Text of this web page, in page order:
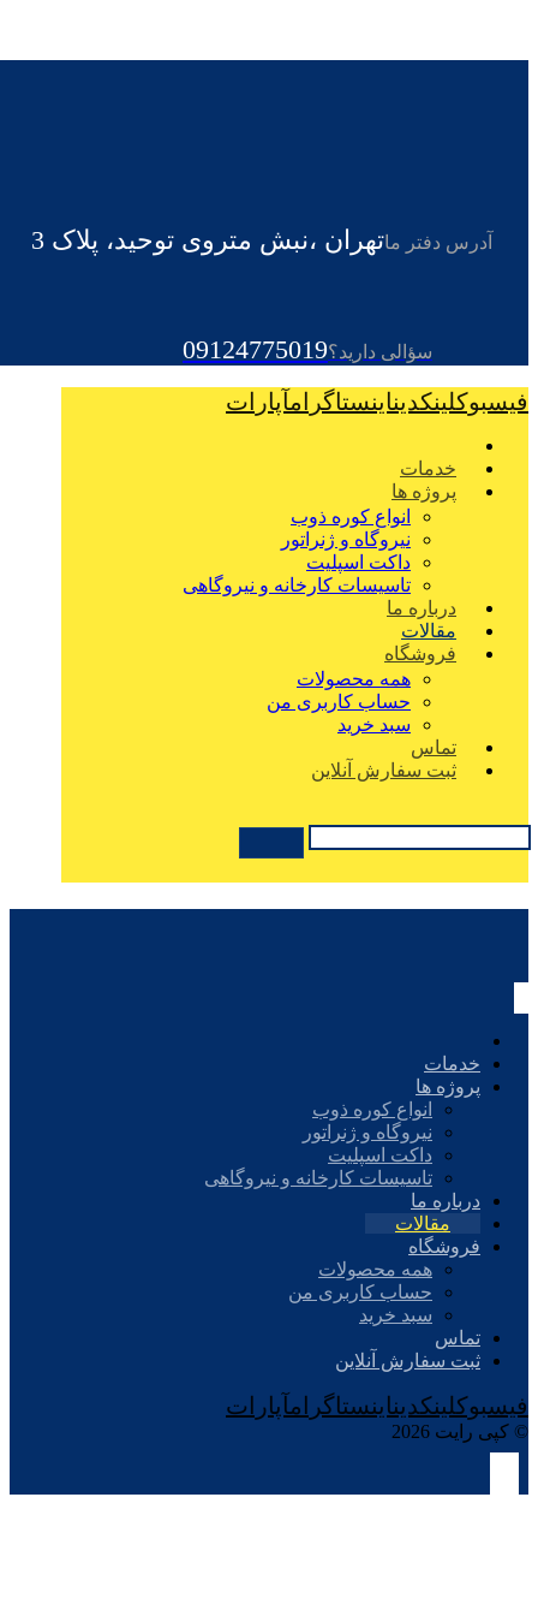
آدرس دفتر ماتهران ،نبش متروی توحید، پلاک 3
سؤالی دارید؟09124775019
فیسبوکلینکدیناینستاگرامآپارات
خدمات
پروژه ها
انواع کوره ذوب
نیروگاه و ژنراتور
داکت اسپلیت
تاسیسات کارخانه و نیروگاهی
درباره ما
مقالات
فروشگاه
همه محصولات
حساب کاربری من
سبد خرید
تماس
ثبت سفارش آنلاین
خدمات
پروژه ها
انواع کوره ذوب
نیروگاه و ژنراتور
داکت اسپلیت
تاسیسات کارخانه و نیروگاهی
درباره ما
مقالات
فروشگاه
همه محصولات
حساب کاربری من
سبد خرید
تماس
ثبت سفارش آنلاین
فیسبوکلینکدیناینستاگرامآپارات
© کپی رایت 2026